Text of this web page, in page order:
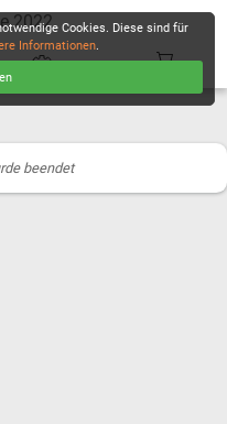
2022
beendet
Cookies. Diese sind für
Informationen.